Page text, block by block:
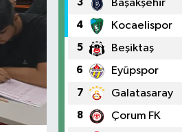
3 Başakşehir
4 Kocaelispor
5 Beşiktaş
6 Eyüpspor
7 Galatasaray
8 Çorum FK